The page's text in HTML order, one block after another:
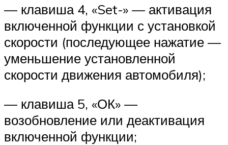
— клавиша 4, «Set-» — активация
включенной функции с установкой
скорости (последующее нажатие —
уменьшение установленной
скорости движения автомобиля);
— клавиша 5, «ОК» —
возобновление или деактивация
включенной функции;